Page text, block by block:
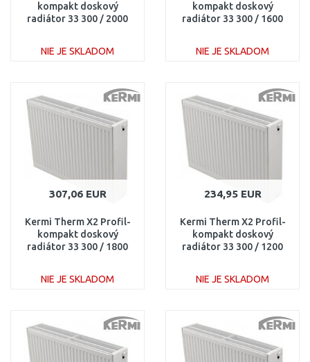
kompakt doskový
radiátor 33 300 / 2000
NIE JE SKLADOM
Porovnať
kompakt doskový
radiátor 33 300 / 1600
NIE JE SKLADOM
Porovnať
307,06 EUR
Kermi Therm X2 Profil-
kompakt doskový
radiátor 33 300 / 1800
NIE JE SKLADOM
Porovnať
234,95 EUR
Kermi Therm X2 Profil-
kompakt doskový
radiátor 33 300 / 1200
NIE JE SKLADOM
Porovnať